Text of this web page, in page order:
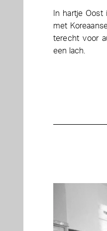
In hartje Oost
met
terecht voor
een lach.